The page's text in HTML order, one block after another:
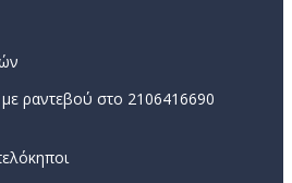
ραντεβού στο 2106416690